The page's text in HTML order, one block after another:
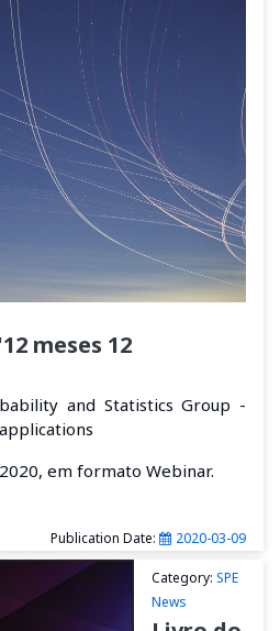
meses 12
and Statistics Group -
em formato Webinar.
Publication Date: 2020-03-09
Category: SPE
News